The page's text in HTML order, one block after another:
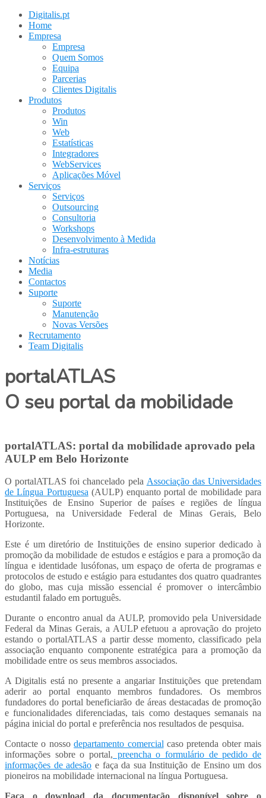
Digitalis.pt
Home
Empresa
Empresa
Quem Somos
Equipa
Parcerias
Clientes Digitalis
Produtos
Produtos
Win
Web
Estatísticas
Integradores
WebServices
Aplicações Móvel
Serviços
Serviços
Outsourcing
Consultoria
Workshops
Desenvolvimento à Medida
Infra-estruturas
Notícias
Media
Contactos
Suporte
Suporte
Manutenção
Novas Versões
Recrutamento
Team Digitalis
portalATLAS
O seu portal da mobilidade
portalATLAS: portal da mobilidade aprovado pela
AULP em Belo Horizonte
O portalATLAS foi chancelado pela Associação das Universidades
de Língua Portuguesa (AULP) enquanto portal de mobilidade para
Instituições de Ensino Superior de países e regiões de língua
Portuguesa, na Universidade Federal de Minas Gerais, Belo
Horizonte.
Este é um diretório de Instituições de ensino superior dedicado à
promoção da mobilidade de estudos e estágios e para a promoção da
língua e identidade lusófonas, um espaço de oferta de programas e
protocolos de estudo e estágio para estudantes dos quatro quadrantes
do globo, mas cuja missão essencial é promover o intercâmbio
estudantil falado em português.
Durante o encontro anual da AULP, promovido pela Universidade
Federal da Minas Gerais, a AULP efetuou a aprovação do projeto
estando o portalATLAS a partir desse momento, classificado pela
associação enquanto componente estratégica para a promoção da
mobilidade entre os seus membros associados.
A Digitalis está no presente a angariar Instituições que pretendam
aderir ao portal enquanto membros fundadores. Os membros
fundadores do portal beneficiarão de áreas destacadas de promoção
e funcionalidades diferenciadas, tais como destaques semanais na
página inicial do portal e preferência nos resultados de pesquisa.
Contacte o nossodepartamento comercial caso pretenda obter mais
informações sobre o portal, preencha o formulário de pedido de
informações de adesão e faça da sua Instituição de Ensino um dos
pioneiros na mobilidade internacional na língua Portuguesa.